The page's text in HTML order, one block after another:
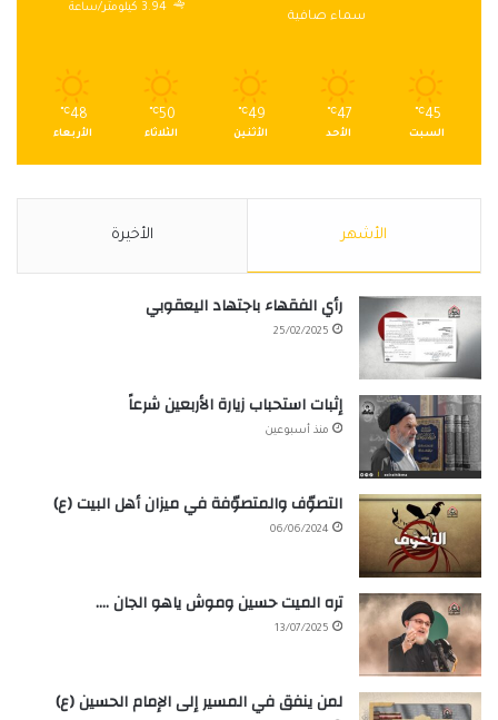
سماء صافية
3.94 كيلومتر/ساعة
45
℃
السبت
47
℃
الأحد
49
℃
الأثنين
50
℃
الثلاثاء
48
℃
الأربعاء
الأشهر الأخيرة
رأي الفقهاء باجتهاد اليعقوبي
25/02/2025
إثبات استحباب زيارة الأربعين شرعاً
منذ أسبوعين
التصوّف والمتصوّفة في ميزان أهل البيت (ع)
06/06/2024
تره الميت حسين وموش ياهو الجان ….
13/07/2025
لمن ينفق في المسير إلى الإمام الحسين (ع)